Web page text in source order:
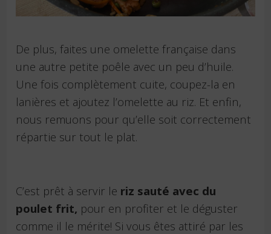
De plus, faites une omelette française dans
une autre petite poêle avec un peu d’huile.
Une fois complètement cuite, coupez-la en
lanières et ajoutez l’omelette au riz. Et enfin,
nous remuons pour qu’elle soit correctement
répartie sur tout le plat.
C’est prêt à servir le riz sauté avec du
poulet frit, pour en profiter et le déguster
comme il le mérite! Si vous êtes attiré par les